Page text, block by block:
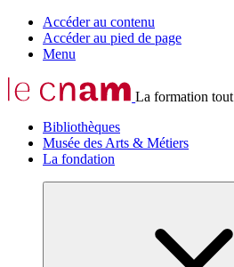
Accéder au contenu
Accéder au pied de page
Menu
La formation
Bibliothèques
Musée des Arts & Métiers
La fondation